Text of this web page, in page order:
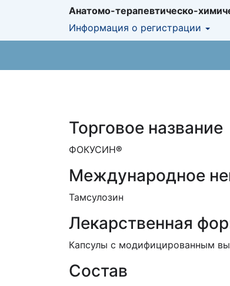
Анатомо-терапевтическо-
Информация о регистрации
Торговое название
ФОКУСИН®
Международное
Тамсулозин
Лекарственная
Капсулы с модифицированным
Состав